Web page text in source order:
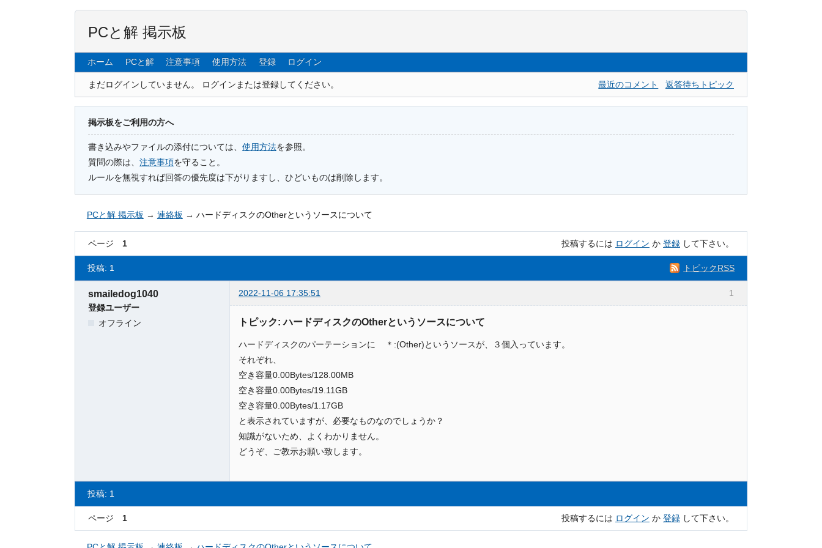
PCと解 掲示板
ホーム PCと解 注意事項 使用方法 登録 ログイン
まだログインしていません。 ログインまたは登録してください。 最近のコメント 返答待ちトピック
掲示板をご利用の方へ
書き込みやファイルの添付については、 使用方法を参照。
質問の際は、 注意事項を守ること。
ルールを無視すれば回答の優先度は下がりますし、ひどいものは削除します。
PCと解 掲示板 → 連絡板 → ハードディスクのOtherというソースについて
ページ 1 投稿するには ログイン か 登録 して下さい。
トピックRSS
投稿: 1
1
smailedog1040
2022-11-06 17:35:51
登録ユーザー
オフライン
トピック: ハードディスクのOtherというソースについて
ハードディスクのパーテーションに ＊:(Other)というソースが、３個入っています。
それぞれ、
空き容量0.00Bytes/128.00MB
空き容量0.00Bytes/19.11GB
空き容量0.00Bytes/1.17GB
と表示されていますが、必要なものなのでしょうか？
知識がないため、よくわかりません。
どうぞ、ご教示お願い致します。
投稿: 1
ページ 1 投稿するには ログイン か 登録 して下さい。